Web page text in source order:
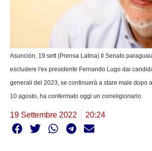
Asunción, 19 sett (Prensa Latina) Il Senato
escludere l'ex presidente Fernando Lugo dai
generali del 2023, se continuerà a stare male dopo
10 agosto, ha confermato oggi un correligionario.
19 Settembre 2022 20:24